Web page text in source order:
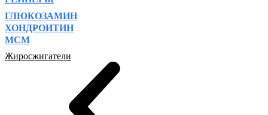
ГЛЮКОЗАМИН
ХОНДРОИТИН
МСМ
Жиросжигатели